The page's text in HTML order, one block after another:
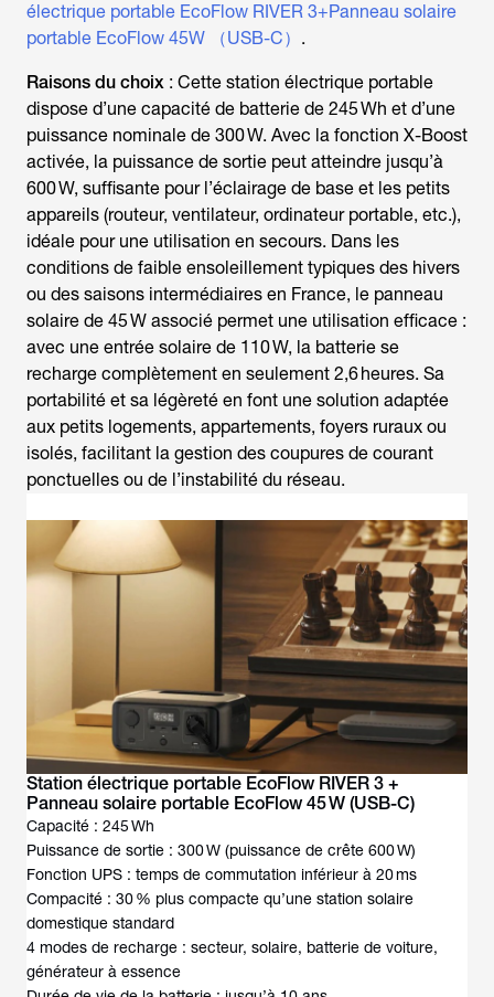
électrique portable EcoFlow RIVER 3+Panneau solaire
portable EcoFlow 45W （USB-C） .
Raisons du choix : Cette station électrique portable
dispose d’une capacité de batterie de 245 Wh et d’une
puissance nominale de 300 W. Avec la fonction X-Boost
activée, la puissance de sortie peut atteindre jusqu’à
600 W, suffisante pour l’éclairage de base et les petits
appareils (routeur, ventilateur, ordinateur portable, etc.),
idéale pour une utilisation en secours. Dans les
conditions de faible ensoleillement typiques des hivers
ou des saisons intermédiaires en France, le panneau
solaire de 45 W associé permet une utilisation efficace :
avec une entrée solaire de 110 W, la batterie se
recharge complètement en seulement 2,6 heures. Sa
portabilité et sa légèreté en font une solution adaptée
aux petits logements, appartements, foyers ruraux ou
isolés, facilitant la gestion des coupures de courant
ponctuelles ou de l’instabilité du réseau.
Station électrique portable EcoFlow RIVER 3 +
Panneau solaire portable EcoFlow 45 W (USB-C)
Capacité : 245 Wh
Puissance de sortie : 300 W (puissance de crête 600 W)
Fonction UPS : temps de commutation inférieur à 20 ms
Compacité : 30 % plus compacte qu’une station solaire
domestique standard
4 modes de recharge : secteur, solaire, batterie de voiture,
générateur à essence